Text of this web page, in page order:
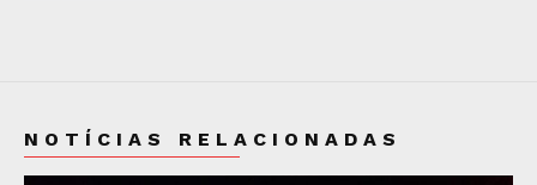
NOTÍCIAS RELACIONADAS